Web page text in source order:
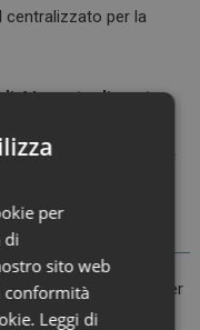
di AI centralizzato
farmaceutico entra...
per
di
sito web
conformità
Leggi di